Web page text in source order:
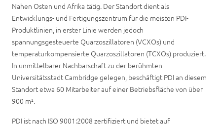
Nahen Osten und Afrika tätig. Der Standort dient als
Entwicklungs- und Fertigungszentrum für die meisten PDI-
Produktlinien, in erster Linie werden jedoch
spannungsgesteuerte Quarzoszillatoren (VCXOs) und
temperaturkompensierte Quarzoszillatoren (TCXOs) produziert.
In unmittelbarer Nachbarschaft zu der berühmten
Universitätsstadt Cambridge gelegen, beschäftigt PDI an diesem
Standort etwa 60 Mitarbeiter auf einer Betriebsfläche von über
900 m².
PDI ist nach ISO 9001:2008 zertifiziert und bietet auf